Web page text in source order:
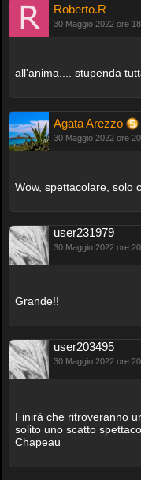
Roberto.R
30 Maggio 2022 ore
all'anima.... stupenda
Agata Arezzo
30 Maggio 2022 ore
Wow, spettacolare, solo
user231979
30 Maggio 2022 ore
Grande!!
user203495
30 Maggio 2022 ore
Finirà che ritroveranno
solito uno scatto
Chapeau